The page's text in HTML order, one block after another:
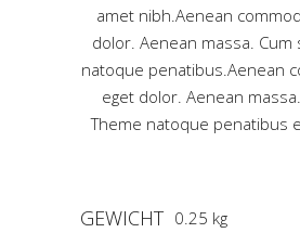
amet nibh.Aenean
dolor. Aenean massa. Cum
natoque penatibus.Aenean
eget dolor. Aenean
Theme natoque penatibus
GEWICHT 0.25 kg